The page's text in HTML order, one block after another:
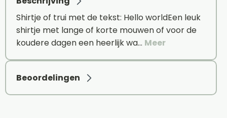
Shirtje of trui met de tekst: Hello worldEen leuk
shirtje met lange of korte mouwen of voor de
koudere dagen een heerlijk wa… Meer
Beoordelingen